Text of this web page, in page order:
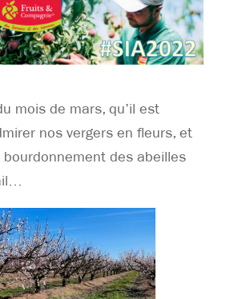
mois de mars, qu’il est
nos vergers en fleurs, et
bourdonnement des abeilles